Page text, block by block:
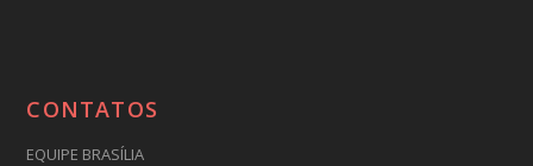
CONTATOS
EQUIPE BRASÍLIA